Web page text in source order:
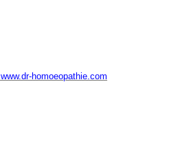
www.dr-homoeopathie.com